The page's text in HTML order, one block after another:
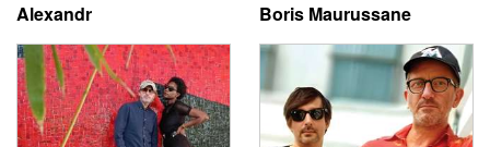
Alexandr Boris Maurussane